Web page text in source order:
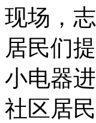
现场，
居民们
小电器
社区居